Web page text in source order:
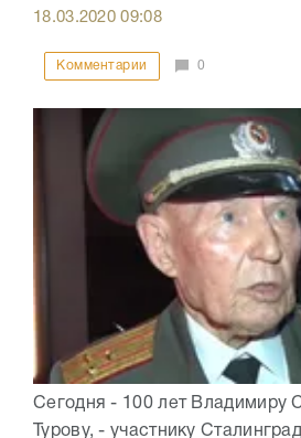
18.03.202009:08
Комментарии 0
Сегодня - 100 лет Владимиру
Турову, - участнику